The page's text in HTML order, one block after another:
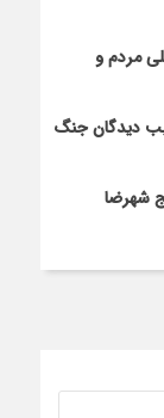
مردم و
دیدگان جنگ
شهرضا